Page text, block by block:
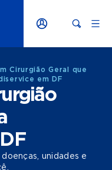
Cirurgião Geral que
em DF
unidades e